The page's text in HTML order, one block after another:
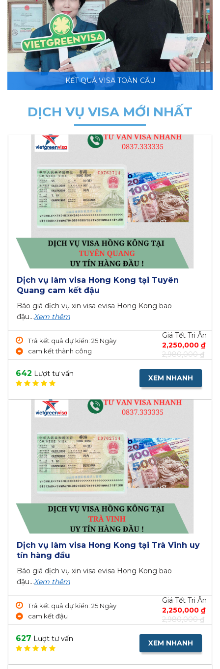
KẾT QUẢ VISA TOÀN CẦU
DỊCH VỤ VISA MỚI NHẤT
Tri Ân
₫
₫
Tri Ân
₫
₫
Dịch vụ làm visa Hong Kong tại Tiền
giá rẻ
Báo giá dịch vụ xin visa evisa Hong Kong bao
đậu...
Trả kết quả dự kiến: 25 Ngày
an toàn
Giá
571Lượt tư vấn XEM